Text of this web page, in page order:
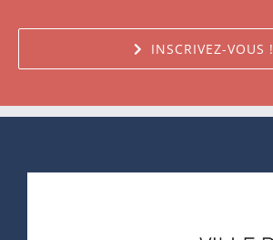
INSCRIVEZ-VOUS !